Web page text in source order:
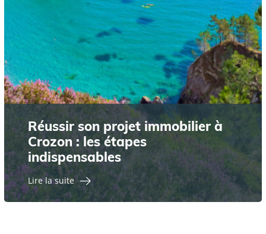
Réussir son projet immobilier à
Crozon : les étapes
indispensables
Lire la suite